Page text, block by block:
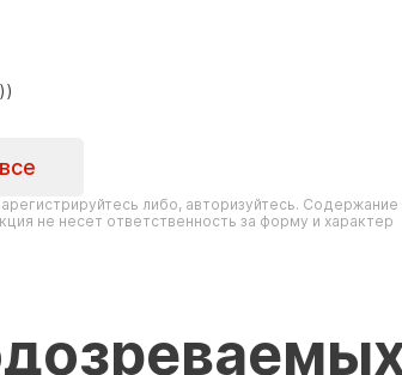
либо, авторизуйтесь. Содержание
не несет ответственность за форму и характер